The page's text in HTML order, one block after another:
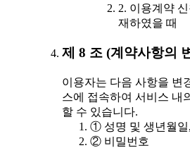
2. 이용계약
재하였을 때
제 8 조 (계약사항의
이용자는 다음 사항을 변
스에 접속하여 서비스 내
할 수 있습니다.
① 성명 및 생년월일
② 비밀번호